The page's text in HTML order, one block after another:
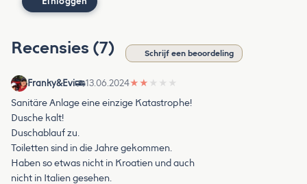
Recensies (7) Schrijf een beoordeling
Franky&Evi 13.06.2024★ ★ ★ ★ ★
Sanitäre Anlage eine einzige Katastrophe!
Dusche kalt!
Duschablauf zu.
Toiletten sind in die Jahre gekommen.
Haben so etwas nicht in Kroatien und auch
nicht in Italien gesehen.